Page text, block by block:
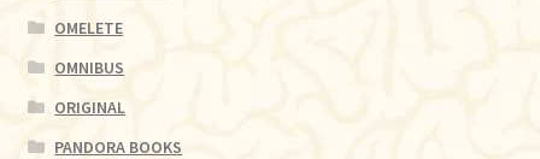
OMELETE
OMNIBUS
ORIGINAL
PANDORA BOOKS